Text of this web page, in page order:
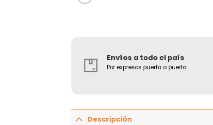
Envíos a todo el país
Por expresos puerta a puerta
Descripción